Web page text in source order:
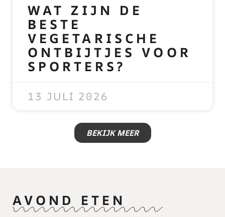
WAT ZIJN DE
BESTE
VEGETARISCHE
ONTBIJTJES VOOR
SPORTERS?
13 JULI 2026
BEKIJK MEER
AVOND ETEN